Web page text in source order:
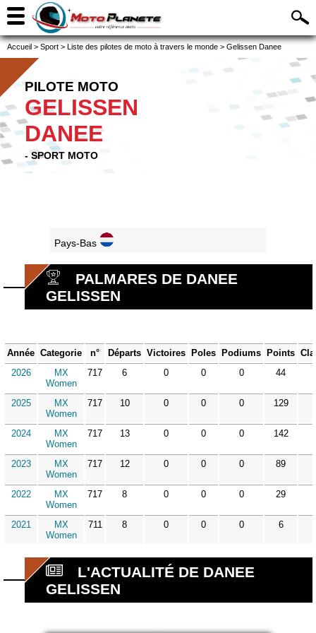
Accueil > Sport > Liste des pilotes de moto à travers le monde > Gelissen Danee
PILOTE MOTO
GELISSEN
DANEE
- SPORT MOTO
Pays-Bas
PALMARES DE DANEE
GELISSEN
Année Categorie n° Départs Victoires Poles Podiums Points
2026
MX
Women
717 6 0 0 0 44
2025
MX
Women
717 10 0 0 0 129
2024
MX
Women
717 13 0 0 0 142
2023
MX
Women
717 12 0 0 0 89
2022
MX
Women
717 8 0 0 0 29
2021
MX
Women
711 8 0 0 0 6
L'ACTUALITÉ DE DANEE
GELISSEN